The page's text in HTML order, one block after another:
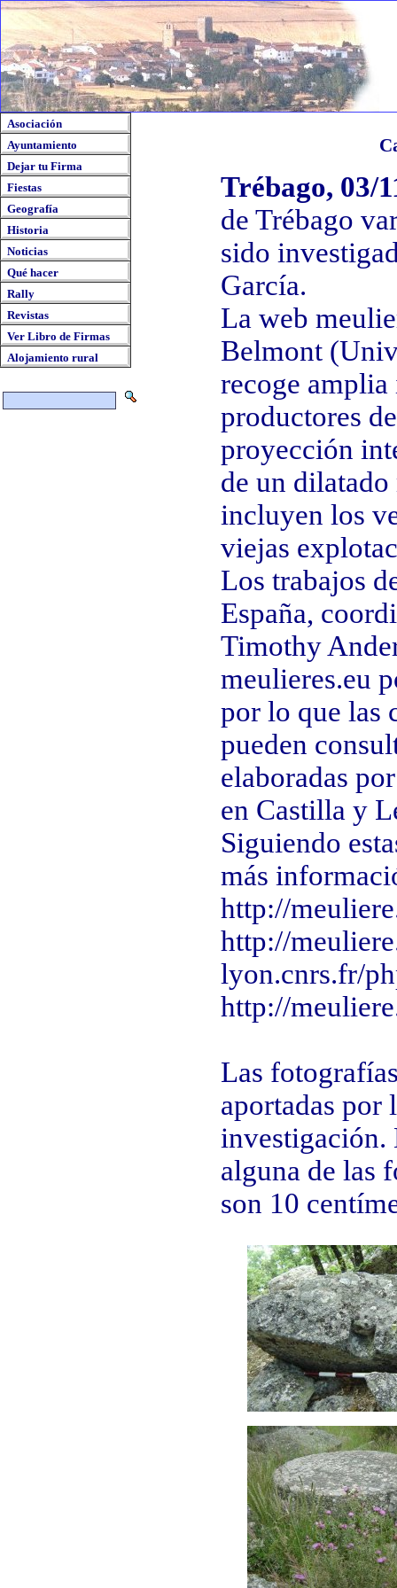
Asociación
Ayuntamiento
Dejar tu Firma
Fiestas
Geografía
Historia
Noticias
Qué hacer
Rally
Revistas
Ver Libro de Firmas
Alojamiento rural
Trébago, 03/
de Trébago
sido
García.
La web
Belmont
recoge
productores
proyección
de un
incluyen los
viejas
Los trabajos
España,
Timothy
meulieres.eu
por lo que las
pueden
elaboradas
en Castilla y
Siguiendo
más
http://
http://
lyon.cnrs.fr/
http://
Las
aportadas por
investigación.
alguna de las
son 10